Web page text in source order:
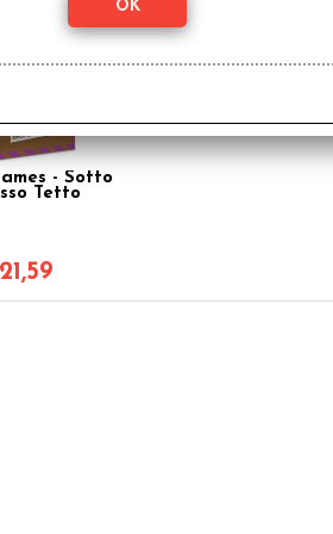
- Sotto
Tetto
21,59